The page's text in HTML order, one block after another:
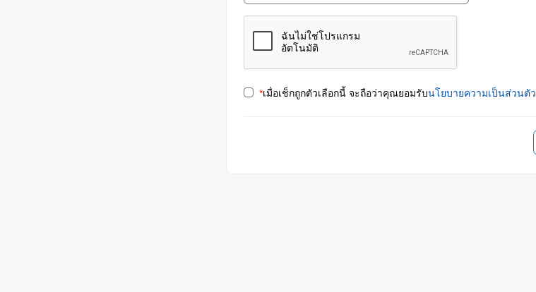
*เมื่อเช็กถูกตัวเลือกนี้ จะถือว่าคุณยอมรับนโยบายความเป็นส่วนตัว